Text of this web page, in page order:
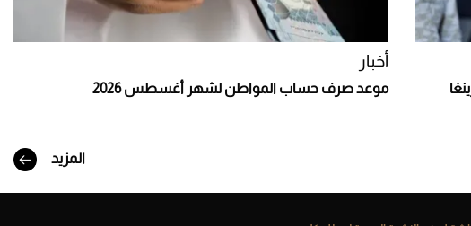
أخبار
موعد صرف حساب المواطن لشهر أغسطس 2026
المزيد